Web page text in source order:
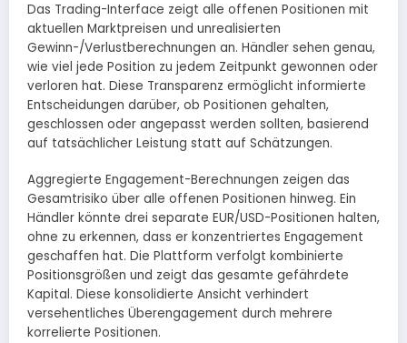
Das Trading-Interface zeigt alle offenen Positionen mit
aktuellen Marktpreisen und unrealisierten
Gewinn-/Verlustberechnungen an. Händler sehen genau,
wie viel jede Position zu jedem Zeitpunkt gewonnen oder
verloren hat. Diese Transparenz ermöglicht informierte
Entscheidungen darüber, ob Positionen gehalten,
geschlossen oder angepasst werden sollten, basierend
auf tatsächlicher Leistung statt auf Schätzungen.
Aggregierte Engagement-Berechnungen zeigen das
Gesamtrisiko über alle offenen Positionen hinweg. Ein
Händler könnte drei separate EUR/USD-Positionen halten,
ohne zu erkennen, dass er konzentriertes Engagement
geschaffen hat. Die Plattform verfolgt kombinierte
Positionsgrößen und zeigt das gesamte gefährdete
Kapital. Diese konsolidierte Ansicht verhindert
versehentliches Überengagement durch mehrere
korrelierte Positionen.